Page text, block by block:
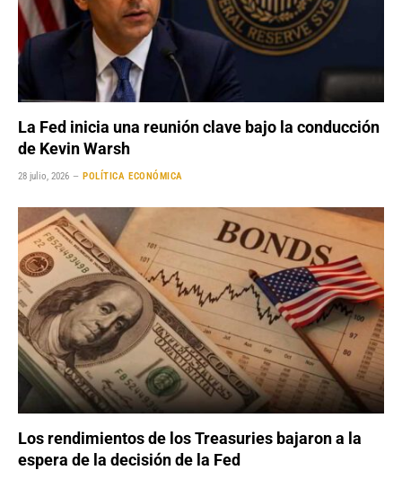
La Fed inicia una reunión clave bajo la conducción
de Kevin Warsh
28 julio, 2026 POLÍTICA ECONÓMICA
Los rendimientos de los Treasuries bajaron a la
espera de la decisión de la Fed